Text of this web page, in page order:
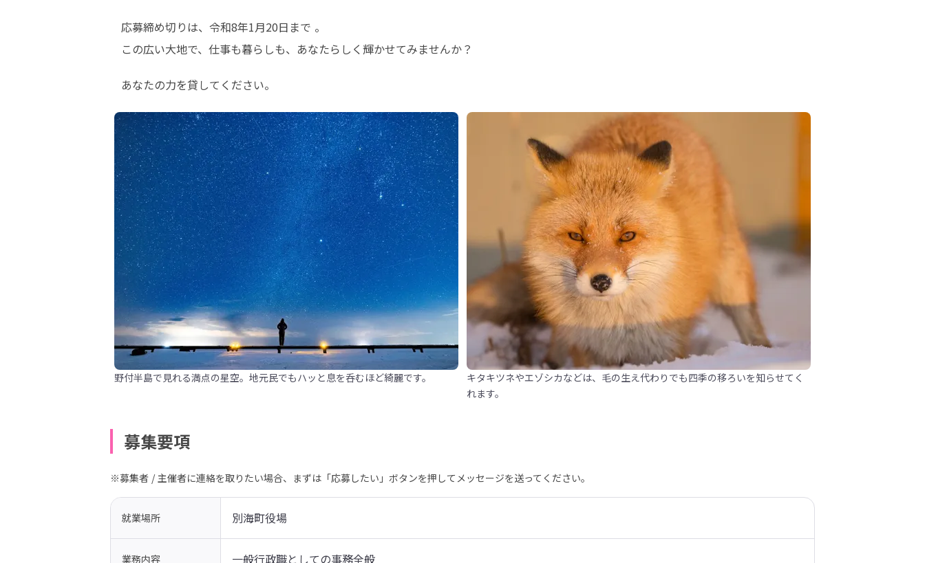
応募締め切りは、令和8年1月20日まで 。
この広い大地で、仕事も暮らしも、あなたらしく輝かせてみませんか？
あなたの力を貸してください。
野付半島で見れる満点の星空。地元民でもハッと息を呑むほど綺麗です。
キタキツネやエゾシカなどは、毛の生え代わりでも四季の移ろいを知らせてく
れます。
募集要項
※募集者 / 主催者に連絡を取りたい場合、まずは「応募したい」ボタンを押してメッセージを送ってください。
就業場所 別海町役場
業務内容 一般行政職としての事務全般